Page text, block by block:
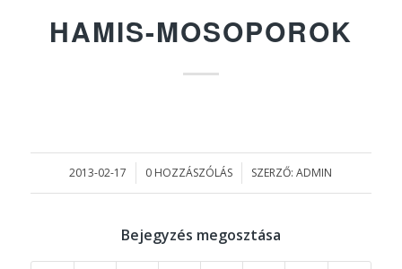
HAMIS-MOSOPOROK
2013-02-17
/ 0 HOZZÁSZÓLÁS
/ SZERZŐ:ADMIN
Bejegyzés megosztása